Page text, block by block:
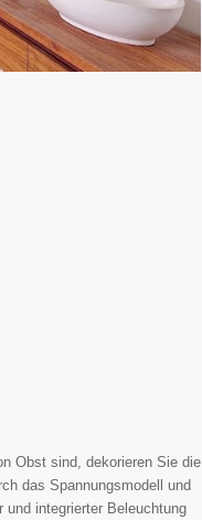
Obst sind, dekorieren Sie die
das Spannungsmodell und
integrierter Beleuchtung